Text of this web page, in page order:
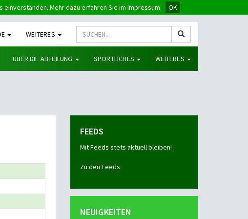
Mehr dazu erfahren Sie im Impressum. OK
WEITERES
ÜBER DIE ABTEILUNG SPORTLICHES WEITERES
FEEDS
Mit Feeds stets aktuell bleiben!
Zu den Feeds
NEUIGKEITEN